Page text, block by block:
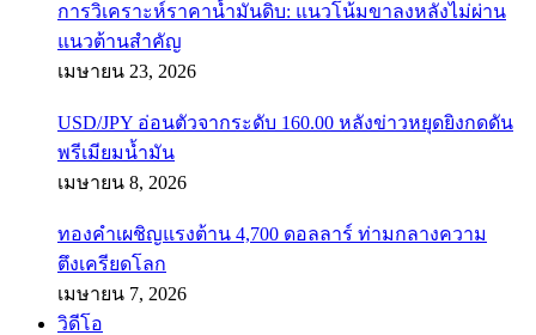
การวิเคราะห์ราคาน้ำมันดิบ: แนวโน้มขาลงหลังไม่ผ่าน
แนวต้านสำคัญ
เมษายน 23, 2026
USD/JPY อ่อนตัวจากระดับ 160.00 หลังข่าวหยุดยิงกดดัน
พรีเมียมน้ำมัน
เมษายน 8, 2026
ทองคำเผชิญแรงต้าน 4,700 ดอลลาร์ ท่ามกลางความ
ตึงเครียดโลก
เมษายน 7, 2026
วิดีโอ